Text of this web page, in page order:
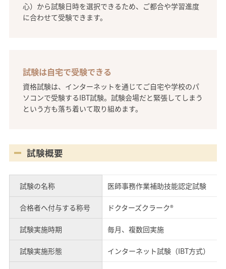
心）から試験日時を選択できるため、ご都合や学習進度
に合わせて受験できます。
試験は自宅で受験できる
資格試験は、インターネットを通じてご自宅や学校のパ
ソコンで受験するIBT試験。試験会場だと緊張してしまう
という方も落ち着いて取り組めます。
試験概要
試験の名称 医師事務作業補助技能認定試験
合格者へ付与する称号 ドクターズクラーク®
試験実施時期 毎月、複数回実施
試験実施形態 インターネット試験（IBT方式）